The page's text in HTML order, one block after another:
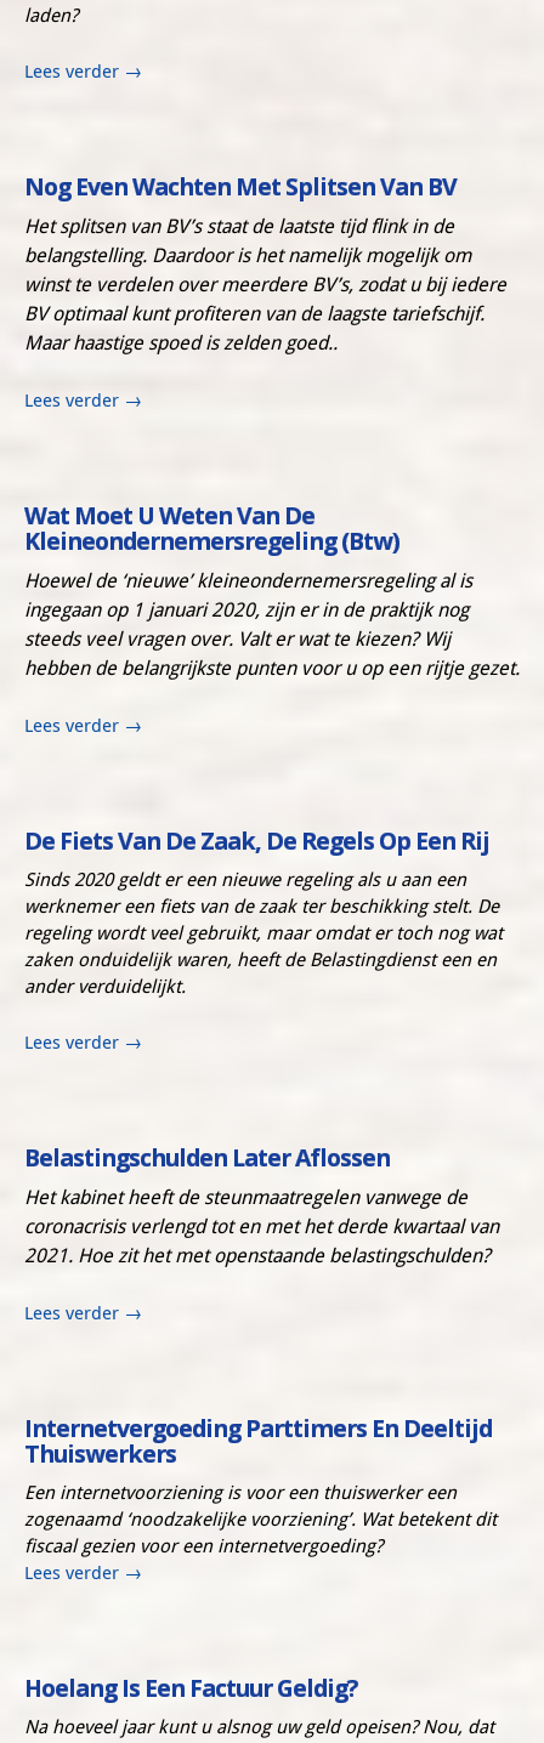
laden?
Lees verder →
Nog Even Wachten Met Splitsen Van BV
Het splitsen van BV’s staat de laatste tijd flink in de
belangstelling. Daardoor is het namelijk mogelijk om
winst te verdelen over meerdere BV’s, zodat u bij iedere
BV optimaal kunt profiteren van de laagste tariefschijf.
Maar haastige spoed is zelden goed..
Lees verder →
Wat Moet U Weten Van De
Kleineondernemersregeling (btw)
Hoewel de ‘nieuwe’ kleineondernemersregeling al is
ingegaan op 1 januari 2020, zijn er in de praktijk nog
steeds veel vragen over. Valt er wat te kiezen? Wij
hebben de belangrijkste punten voor u op een rijtje gezet.
Lees verder →
De Fiets Van De Zaak, De Regels Op Een Rij
Sinds 2020 geldt er een nieuwe regeling als u aan een
werknemer een fiets van de zaak ter beschikking stelt. De
regeling wordt veel gebruikt, maar omdat er toch nog wat
zaken onduidelijk waren, heeft de Belastingdienst een en
ander verduidelijkt.
Lees verder →
Belastingschulden Later Aflossen
Het kabinet heeft de steunmaatregelen vanwege de
coronacrisis verlengd tot en met het derde kwartaal van
2021. Hoe zit het met openstaande belastingschulden?
Lees verder →
Internetvergoeding Parttimers En Deeltijd
Thuiswerkers
Een internetvoorziening is voor een thuiswerker een
zogenaamd ‘noodzakelijke voorziening’. Wat betekent dit
fiscaal gezien voor een internetvergoeding?
Lees verder →
Hoelang Is Een Factuur Geldig?
Na hoeveel jaar kunt u alsnog uw geld opeisen? Nou, dat